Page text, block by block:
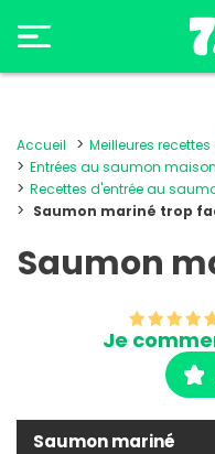
Accueil
Meilleures
Entrées au saumon maison
Recettes d'entrée au
Saumon mariné trop
Saumon
Je
Saumon mariné